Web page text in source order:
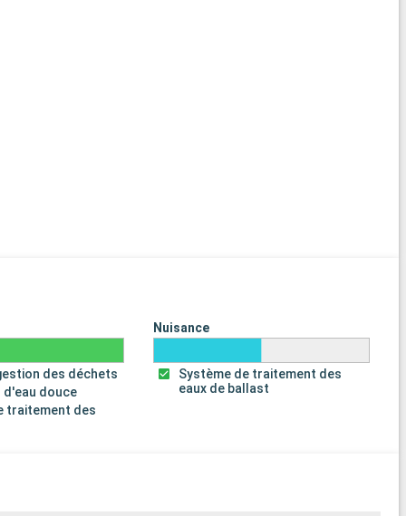
des déchets
douce
traitement des
Nuisance
Système de traitement des
eaux de ballast